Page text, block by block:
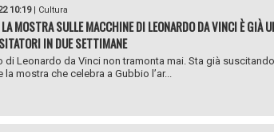
10:19| Cultura
MOSTRA SULLE MACCHINE DI LEONARDO DA VINCI È GIÀ
IN DUE SETTIMANE
di Leonardo da Vinci non tramonta mai. Sta già
la mostra che celebra a Gubbio l’ar...